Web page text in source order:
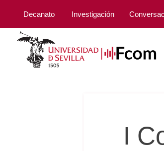
Decanato Investigación
I